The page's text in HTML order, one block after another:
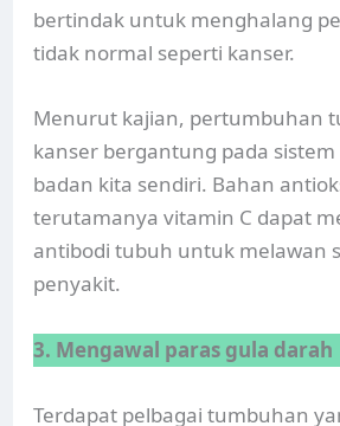
bertindak untuk menghalang
tidak normal seperti kanser.
Menurut kajian, pertumbuhan
kanser bergantung pada sistem
badan kita sendiri. Bahan
terutamanya vitamin C dapat
antibodi tubuh untuk melawan
penyakit.
3. Mengawal paras gula darah
Terdapat pelbagai tumbuhan